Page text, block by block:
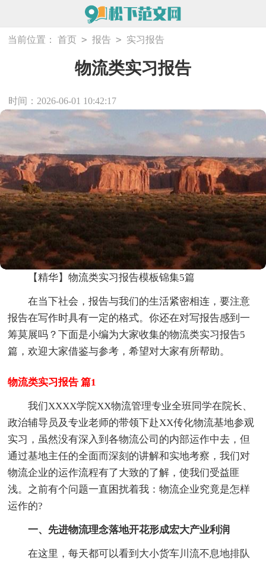
当前位置： 首页 > 报告 > 实习报告
物流类实习报告
时间：2026-06-01 10:42:17
【精华】物流类实习报告模板锦集5篇
在当下社会，报告与我们的生活紧密相连，要注意
报告在写作时具有一定的格式。你还在对写报告感到一
筹莫展吗？下面是小编为大家收集的物流类实习报告5
篇，欢迎大家借鉴与参考，希望对大家有所帮助。
物流类实习报告 篇1
我们XXXX学院XX物流管理专业全班同学在院长、
政治辅导员及专业老师的带领下赴XX传化物流基地参观
实习，虽然没有深入到各物流公司的内部运作中去，但
通过基地主任的全面而深刻的讲解和实地考察，我们对
物流企业的运作流程有了大致的了解，使我们受益匪
浅。之前有个问题一直困扰着我：物流企业究竟是怎样
运作的?
一、先进物流理念落地开花形成宏大产业利润
在这里，每天都可以看到大小货车川流不息地排队